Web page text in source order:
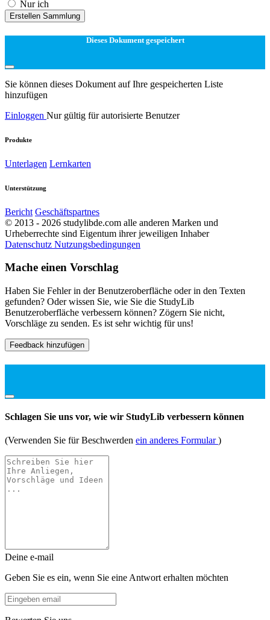
Nur ich
Erstellen Sammlung
Dieses Dokument gespeichert
Sie können dieses Dokument auf Ihre gespeicherten Liste
hinzufügen
Einloggen Nur gültig für autorisierte Benutzer
Produkte
Unterlagen Lernkarten
Unterstützung
Bericht Geschäftspartnes
© 2013 - 2026 studylibde.com alle anderen Marken und
Urheberrechte sind Eigentum ihrer jeweiligen Inhaber
Datenschutz Nutzungsbedingungen
Mache einen Vorschlag
Haben Sie Fehler in der Benutzeroberfläche oder in den Texten
gefunden? Oder wissen Sie, wie Sie die StudyLib
Benutzeroberfläche verbessern können? Zögern Sie nicht,
Vorschläge zu senden. Es ist sehr wichtig für uns!
Feedback hinzufügen
Schlagen Sie uns vor, wie wir StudyLib verbessern können
(Verwenden Sie für Beschwerden ein anderes Formular)
Deine e-mail
Geben Sie es ein, wenn Sie eine Antwort erhalten möchten